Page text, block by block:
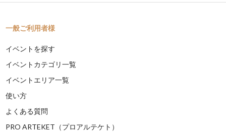
一般ご利用者様
イベントを探す
イベントカテゴリ一覧
イベントエリア一覧
使い方
よくある質問
PRO ARTEKET（プロアルテケト）